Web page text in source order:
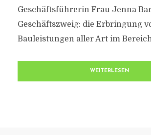
Geschäftsführerin Frau Jenna
Geschäftszweig: die Erbringung
Bauleistungen aller Art im
WEITERLESEN